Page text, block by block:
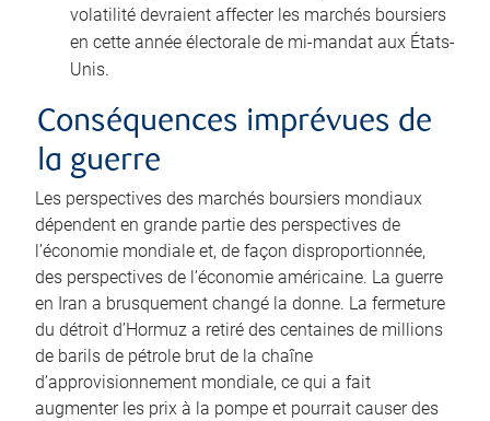
volatilité devraient affecter les marchés boursiers
en cette année électorale de mi-mandat aux États-
Unis.
Conséquences imprévues de
la guerre
Les perspectives des marchés boursiers mondiaux
dépendent en grande partie des perspectives de
l’économie mondiale et, de façon disproportionnée,
des perspectives de l’économie américaine. La guerre
en Iran a brusquement changé la donne. La fermeture
du détroit d’Hormuz a retiré des centaines de millions
de barils de pétrole brut de la chaîne
d’approvisionnement mondiale, ce qui a fait
augmenter les prix à la pompe et pourrait causer des